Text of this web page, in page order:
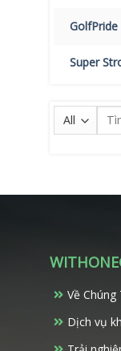
GolfPride
Super
Tìm
kiếm:
Về Chúng
Dịch vụ